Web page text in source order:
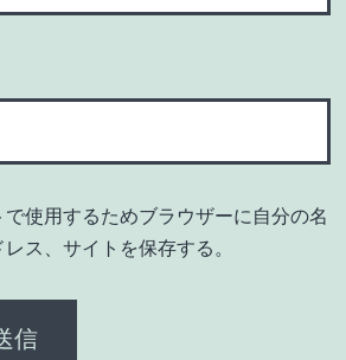
使用するためブラウザーに自分の名
ス、サイトを保存する。